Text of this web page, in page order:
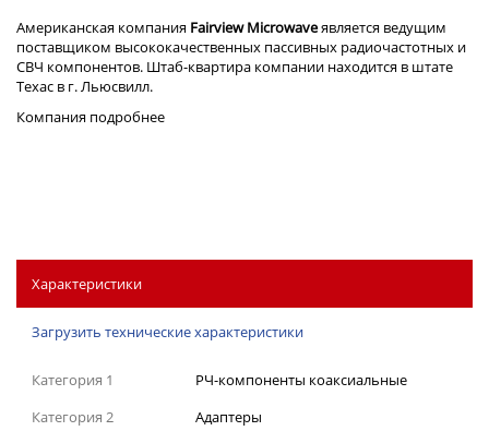
Американская компания Fairview Microwaveявляется ведущим
поставщиком высококачественных пассивных радиочастотных и
СВЧ компонентов. Штаб-квартира компании находится в штате
Техас в г. Льюсвилл.
Компания подробнее
Характеристики
Загрузить технические характеристики
Категория 1
РЧ-компоненты коаксиальные
Категория 2
Адаптеры